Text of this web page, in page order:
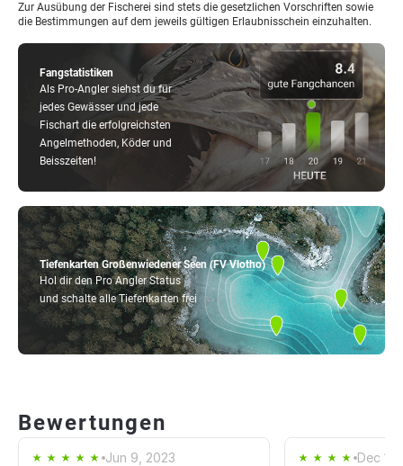
Tiefenkarten Großenwiedener Seen (FV Vlotho)
Hol dir den Pro Angler Status
und schalte alle Tiefenkarten frei
Fangstatistiken
Als Pro-Angler siehst du für
jedes Gewässer und jede
Fischart die erfolgreichsten
Angelmethoden, Köder und
Beisszeiten!
Zur Ausübung der Fischerei sind stets die gesetzlichen Vorschriften sowie
die Bestimmungen auf dem jeweils gültigen Erlaubnisschein einzuhalten.
Bewertungen
Jun 9, 2023 Dec